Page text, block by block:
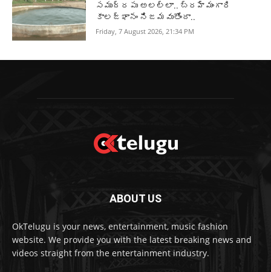
సముద్రపు అలల్లా.. బ్రహ్మంగారి
కాలజ్ఞానం నిజమవుతోందా..
Friday, 7 August 2026, 21:34 PM
ABOUT US
OkTelugu is your news, entertainment, music fashion
website. We provide you with the latest breaking news and
videos straight from the entertainment industry.